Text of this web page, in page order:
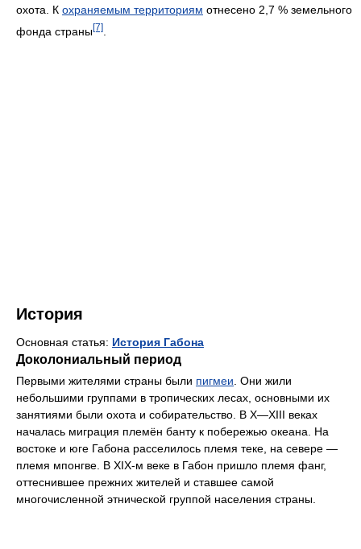
охота. К охраняемым территориям отнесено 2,7 % земельного
фонда страны[7]
История
Основная статья: История Габона
Доколониальный период
Первыми жителями страны были пигмеи . Они жили
небольшими группами в тропических лесах, основными их
занятиями были охота и собирательство. В X—XIII веках
началась миграция племён банту к побережью океана. На
востоке и юге Габона расселилось племя теке, на севере —
племя мпонгве. В XIX-м веке в Габон пришло племя фанг,
оттеснившее прежних жителей и ставшее самой
многочисленной этнической группой населения страны.